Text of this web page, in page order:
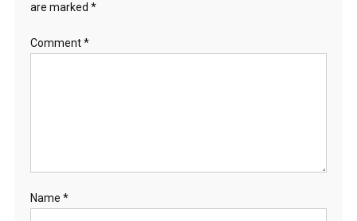
are marked *
Comment*
Name *